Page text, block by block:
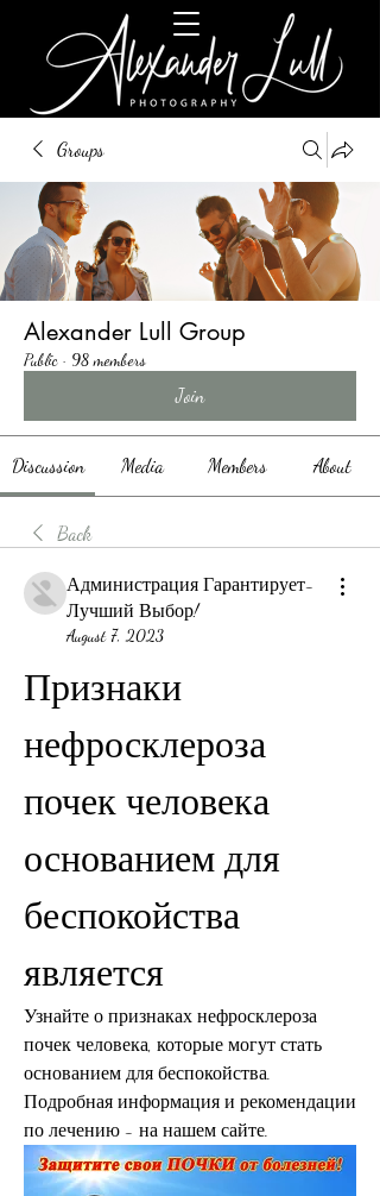
Groups
Alexander Lull Group
Public · 98 members
Join
Discussion Media Members About
Back
Администрация Гарантирует-
Лучший Выбор!
August 7, 2023
Признаки
нефросклероза
почек человека
основанием для
беспокойства
является
Узнайте о признаках нефросклероза
почек человека, которые могут стать
основанием для беспокойства.
Подробная информация и рекомендации
по лечению - на нашем сайте.